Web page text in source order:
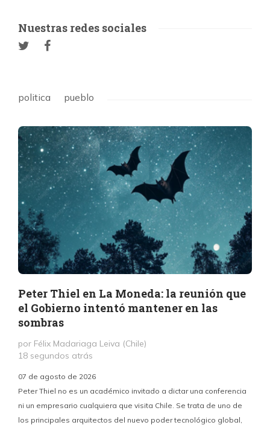
Nuestras redes sociales
politica pueblo
Peter Thiel en La Moneda: la reunión que
el Gobierno intentó mantener en las
sombras
por Félix Madariaga Leiva (Chile)
18 segundos atrás
07 de agosto de 2026
Peter Thiel no es un académico invitado a dictar una conferencia
ni un empresario cualquiera que visita Chile. Se trata de uno de
los principales arquitectos del nuevo poder tecnológico global,